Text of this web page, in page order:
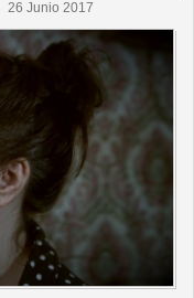
26 Junio 2017